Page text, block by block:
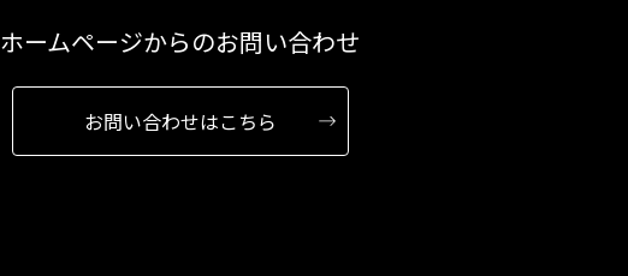
ホームページからのお問い合わせ
お問い合わせはこちら